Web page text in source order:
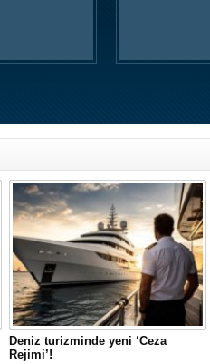
Deniz turizminde yeni ‘Ceza
Rejimi’!